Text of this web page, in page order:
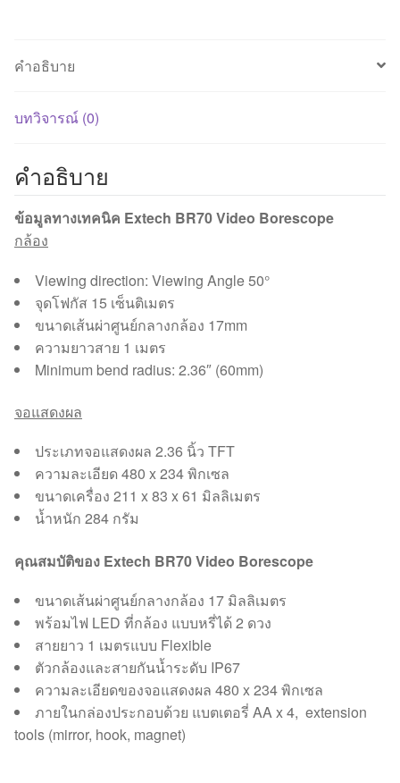
คำอธิบาย
บทวิจารณ์ (0)
คำอธิบาย
ข้อมูลทางเทคนิค Extech BR70 Video Borescope
กล้อง
Viewing direction: Viewing Angle 50°
จุดโฟกัส 15 เซ็นติเมตร
ขนาดเส้นผ่าศูนย์กลางกล้อง 17mm
ความยาวสาย 1 เมตร
Minimum bend radius: 2.36″ (60mm)
จอแสดงผล
ประเภทจอแสดงผล 2.36 นิ้ว TFT
ความละเอียด 480 x 234 พิกเซล
ขนาดเครื่อง 211 x 83 x 61 มิลลิเมตร
น้ำหนัก 284 กรัม
คุณสมบัติของ Extech BR70 Video Borescope
ขนาดเส้นผ่าศูนย์กลางกล้อง 17 มิลลิเมตร
พร้อมไฟ LED ที่กล้อง แบบหรี่ได้ 2 ดวง
สายยาว 1 เมตรแบบ Flexible
ตัวกล้องและสายกันน้ำระดับ IP67
ความละเอียดของจอแสดงผล 480 x 234 พิกเซล
ภายในกล่องประกอบด้วย แบตเตอรี่ AA x 4, extension
tools (mirror, hook, magnet)